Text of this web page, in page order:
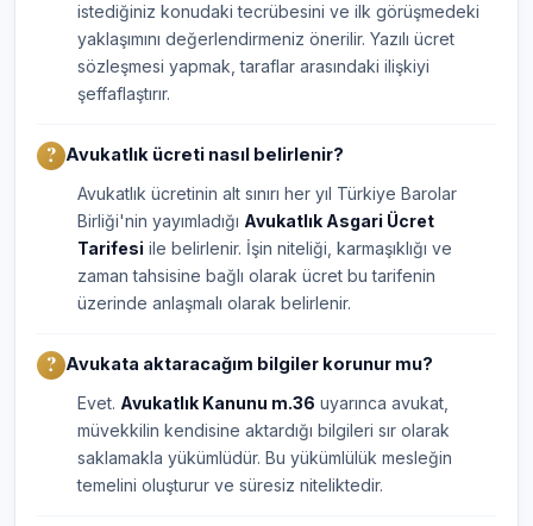
istediğiniz konudaki tecrübesini ve ilk görüşmedeki
yaklaşımını değerlendirmeniz önerilir. Yazılı ücret
sözleşmesi yapmak, taraflar arasındaki ilişkiyi
şeffaflaştırır.
Avukatlık ücreti nasıl belirlenir?
Avukatlık ücretinin alt sınırı her yıl Türkiye Barolar
Birliği'nin yayımladığı Avukatlık Asgari Ücret
Tarifesi ile belirlenir. İşin niteliği, karmaşıklığı ve
zaman tahsisine bağlı olarak ücret bu tarifenin
üzerinde anlaşmalı olarak belirlenir.
Avukata aktaracağım bilgiler korunur mu?
Evet. Avukatlık Kanunu m.36 uyarınca avukat,
müvekkilin kendisine aktardığı bilgileri sır olarak
saklamakla yükümlüdür. Bu yükümlülük mesleğin
temelini oluşturur ve süresiz niteliktedir.